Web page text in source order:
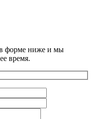
форме ниже и мы
время.